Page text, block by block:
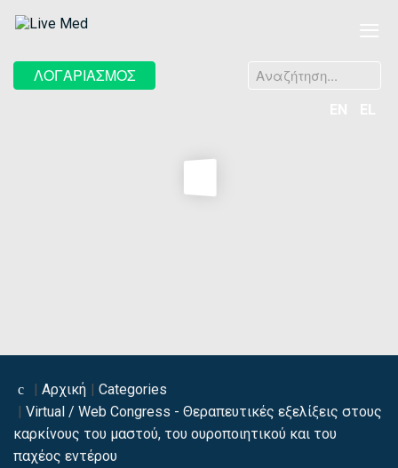
ΛΟΓΑΡΙΑΣΜΟΣ Αναζήτηση...
Αρχική
Categories
Virtual / Web Congress - Θεραπευτικές εξελίξεις στους
καρκίνους του μαστού, του ουροποιητικού και του
παχέος εντέρου